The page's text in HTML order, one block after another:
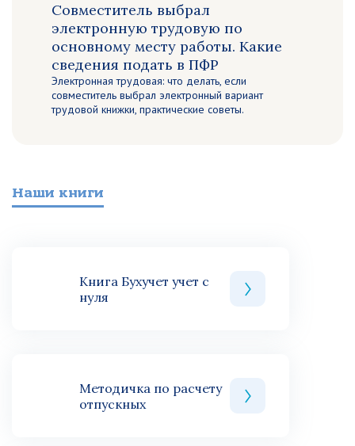
Совместитель выбрал
электронную трудовую по
основному месту работы. Какие
сведения подать в ПФР
Электронная трудовая: что делать, если
совместитель выбрал электронный вариант
трудовой книжки, практические советы.
Наши книги
Книга Бухучет учет с
нуля
Методичка по расчету
отпускных